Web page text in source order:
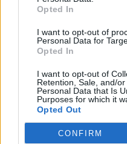
Opted In
I want to opt-out of
Personal Data for
Opted In
I want to opt-out of
Retention, Sale, and/
Personal Data that Is
Purposes for which it
Opted Out
CONFIRM
Φεύγω ήσυχος με τη
Θέλω να
δύναμή μου. Η αγάπη
Εύχομαι η ομάδα να
χρονιά, αντάξια της